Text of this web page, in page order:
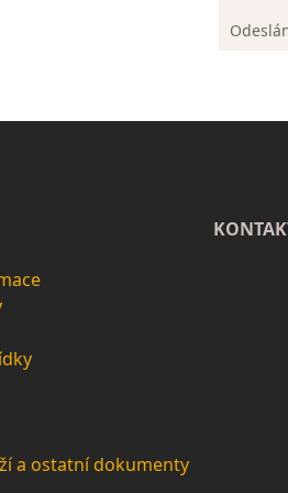
a ostatní dokumenty